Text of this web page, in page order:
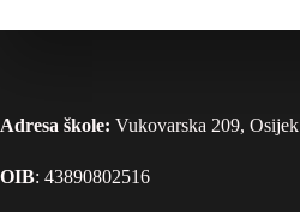
Adresa škole: Vukovarska 209, Osijek
OIB: 43890802516